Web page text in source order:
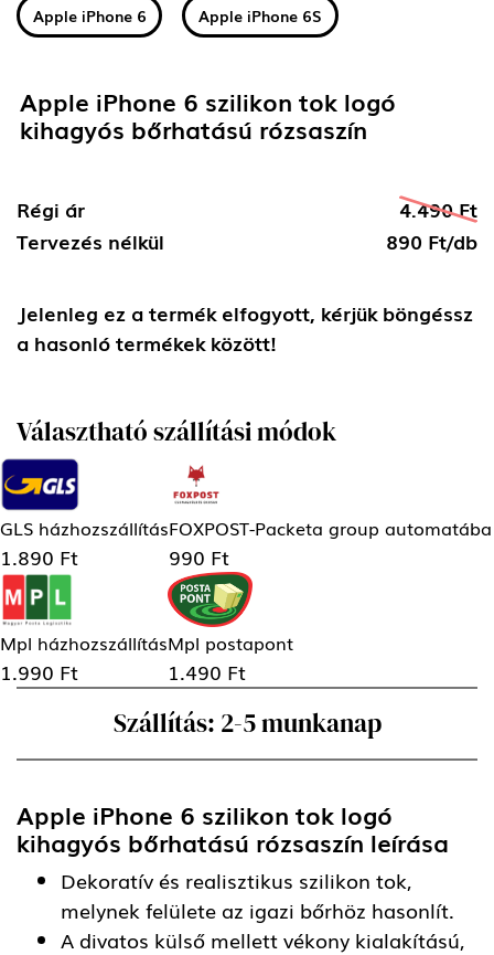
Apple iPhone 6 Apple iPhone 6S
Apple iPhone 6 szilikon tok logó
kihagyós bőrhatású rózsaszín
Régi ár
4.490 Ft
Tervezés nélkül
890 Ft/db
Jelenleg ez a termék elfogyott, kérjük böngéssz
a hasonló termékek között!
Választható szállítási módok
GLS házhozszállítás
1.890 Ft
FOXPOST-Packeta group automatába
990 Ft
Mpl házhozszállítás
1.990 Ft
Mpl postapont
1.490 Ft
Szállítás: 2-5 munkanap
Apple iPhone 6 szilikon tok logó
kihagyós bőrhatású rózsaszín leírása
Dekoratív és realisztikus szilikon tok,
melynek felülete az igazi bőrhöz hasonlít.
A divatos külső mellett vékony kialakítású,